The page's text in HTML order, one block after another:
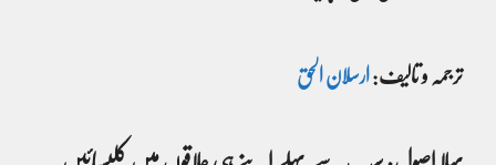
ترجمہ و تالیف:ارسلان الحق